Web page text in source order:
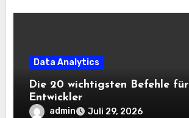
Data Analytics
Die 20 wichtigsten Befehle für
Entwickler
admin Juli 29, 2026